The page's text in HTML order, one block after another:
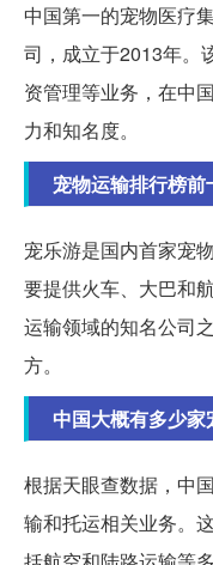
中国第一的宠物医疗
司，成立于2013年。
资管理等业务，在中
力和知名度。
宠物运输排行榜前
宠乐游是国内首家宠
要提供火车、大巴和
运输领域的知名公司
方。
中国大概有多少家
根据天眼查数据，中
输和托运相关业务。